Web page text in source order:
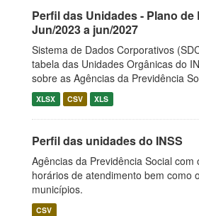
Perfil das Unidades - Plano
Jun/2023 a jun/2027
Sistema de Dados Corporativos
tabela das Unidades Orgânicas do
sobre as Agências da Previdência
XLSX CSV XLS
Perfil das unidades do INSS
Agências da Previdência Social com
horários de atendimento bem como
municípios.
CSV